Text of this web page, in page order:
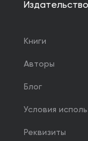
Издательство
Книги
Авторы
Блог
Условия
Реквизиты